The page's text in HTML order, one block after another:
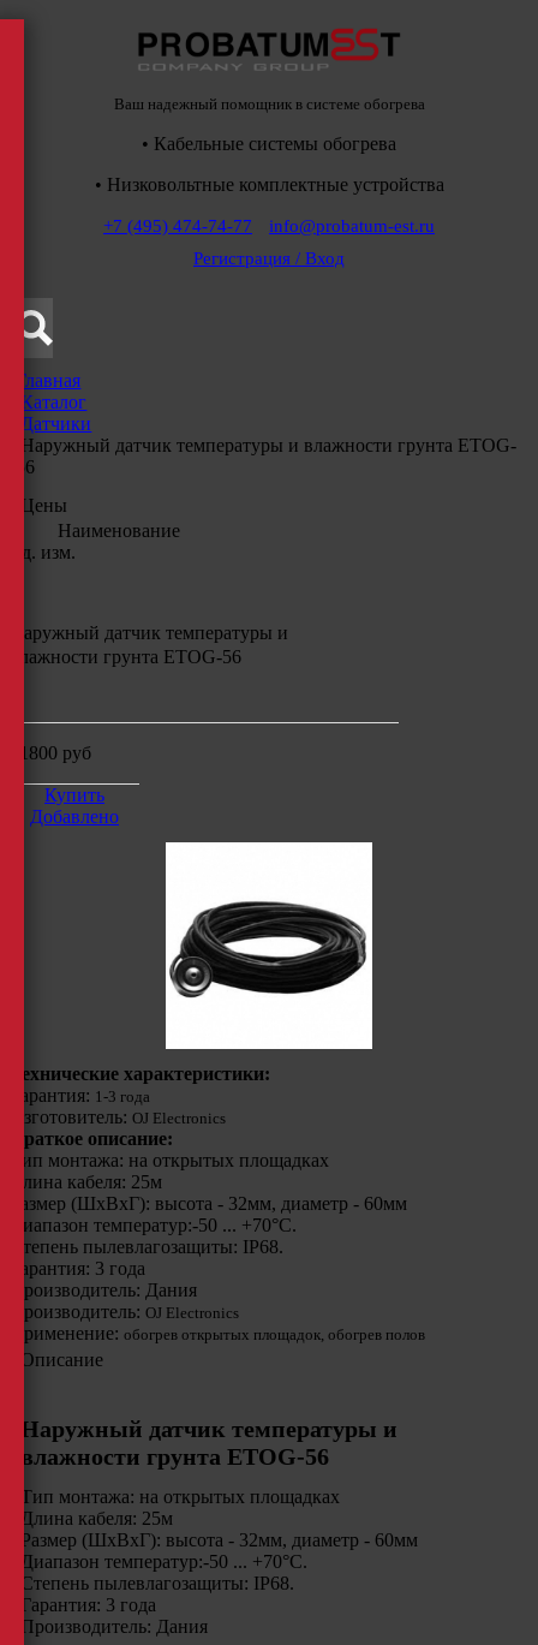
Ваш надежный помощник в системе обогрева
• Кабельные системы обогрева
• Низковольтные комплектные устройства
+7 (495) 474-74-77
info@probatum-est.ru
Регистрация / Вход
Главная
Каталог
Датчики
Наружный датчик температуры и влажности грунта ETOG-
56
Цены
Наименование
Ед. изм.
Наружный датчик температуры и
влажности грунта ETOG-56
21800 руб
Купить
Добавлено
Технические характеристики:
Гарантия: 1-3 года
Изготовитель: OJ Electronics
Краткое описание:
Тип монтажа: на открытых площадках
Длина кабеля: 25м
Размер (ШхВхГ): высота - 32мм, диаметр - 60мм
Диапазон температур:-50 ... +70°С.
Степень пылевлагозащиты: IP68.
Гарантия: 3 года
Производитель: Дания
Производитель: OJ Electronics
Применение: обогрев открытых площадок, обогрев полов
Описание
Наружный датчик температуры и
влажности грунта ETOG-56
Тип монтажа: на открытых площадках
Длина кабеля: 25м
Размер (ШхВхГ): высота - 32мм, диаметр - 60мм
Диапазон температур:-50 ... +70°С.
Степень пылевлагозащиты: IP68.
Гарантия: 3 года
Производитель: Дания